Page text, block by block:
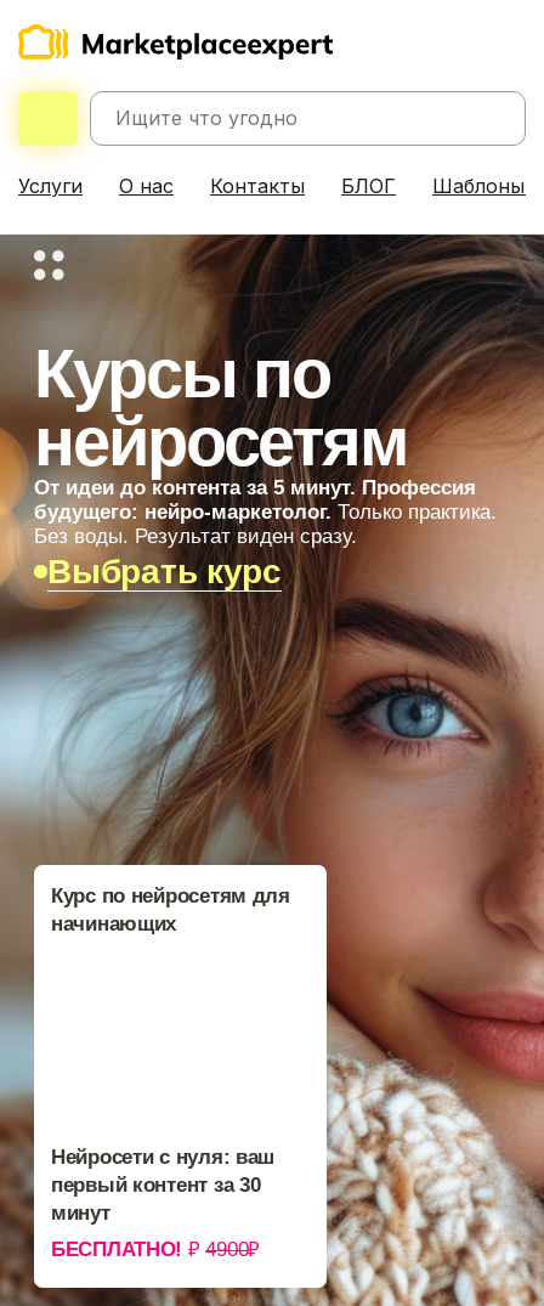
Услуги О нас Контакты БЛОГ Шаблоны
Курсы по
нейросетям
От идеи до контента за 5 минут. Профессия
будущего: нейро-маркетолог.
Только практика.
Без воды. Результат виден сразу.
Выбрать курс
Курс по нейросетям для
начинающих
Нейросети с нуля: ваш
первый контент за 30
минут
БЕСПЛАТНО!₽4900₽
Нейросети могут
всё .